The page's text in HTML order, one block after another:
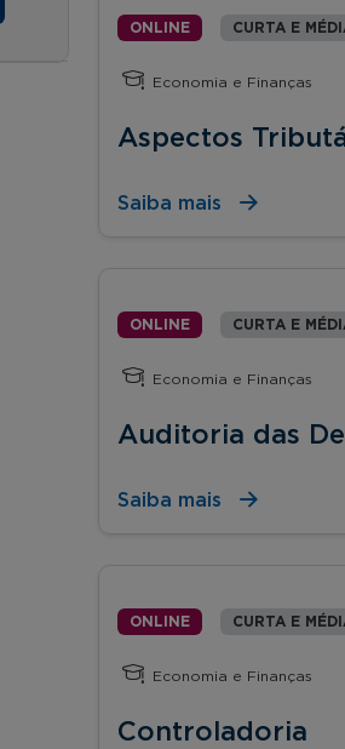
ONLINE CURTA E
Economia e Finanças
Aspectos
Saiba mais
ONLINE CURTA E
Economia e Finanças
Auditoria das
Saiba mais
ONLINE CURTA E
Economia e Finanças
Controladoria